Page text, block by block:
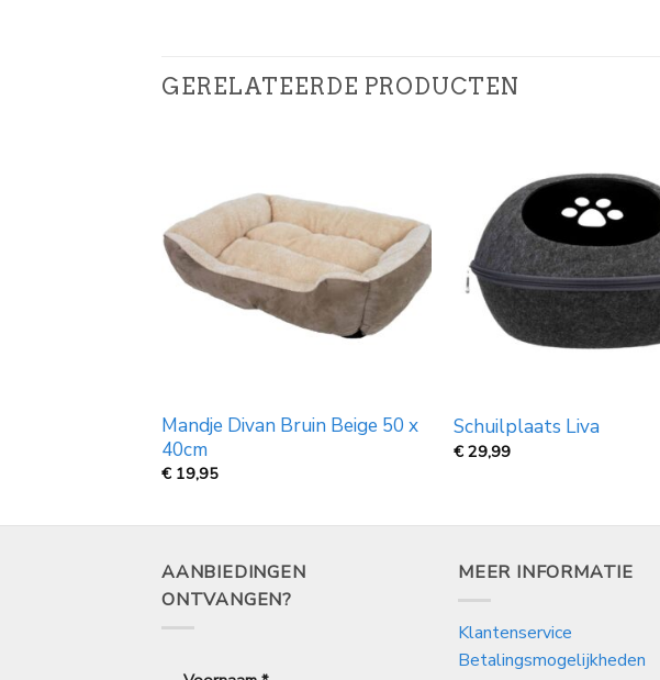
GERELATEERDE PRODUCTEN
Mandje Divan Bruin Beige 50 x
40cm
€ 19,95
Schuilplaats Liva
€29,99
AANBIEDINGEN
ONTVANGEN?
MEER INFORMATIE
Klantenservice
Betalingsmogelijkheden